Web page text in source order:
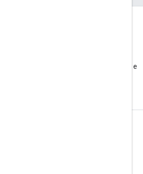
Saiba mais sobre incidentes e